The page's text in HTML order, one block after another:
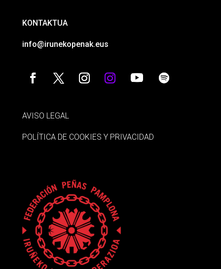
KONTAKTUA
info@irunekopenak.eus
AVISO LEGAL
POLÍTICA DE COOKIES Y PRIVACIDAD